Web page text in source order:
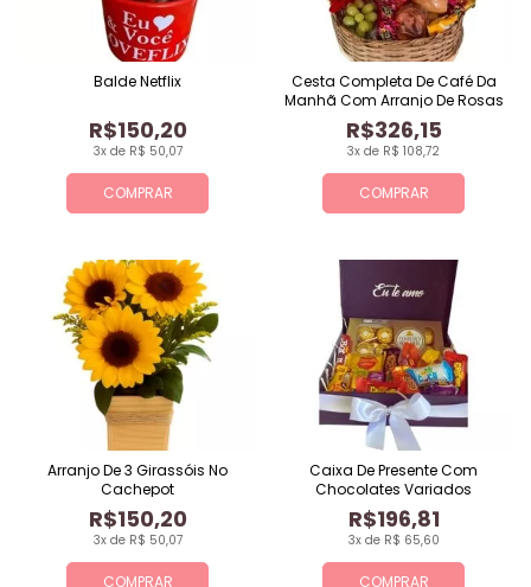
COMPRAR
3x de R$ 50,07
R$150,20
Balde Netflix
COMPRAR
3x de R$ 108,72
R$326,15
Cesta Completa De Café Da
Manhã Com Arranjo De Rosas
COMPRAR
3x de R$ 50,07
R$150,20
Arranjo De 3 Girassóis No
Cachepot
COMPRAR
3x de R$ 65,60
R$196,81
Caixa De Presente Com
Chocolates Variados